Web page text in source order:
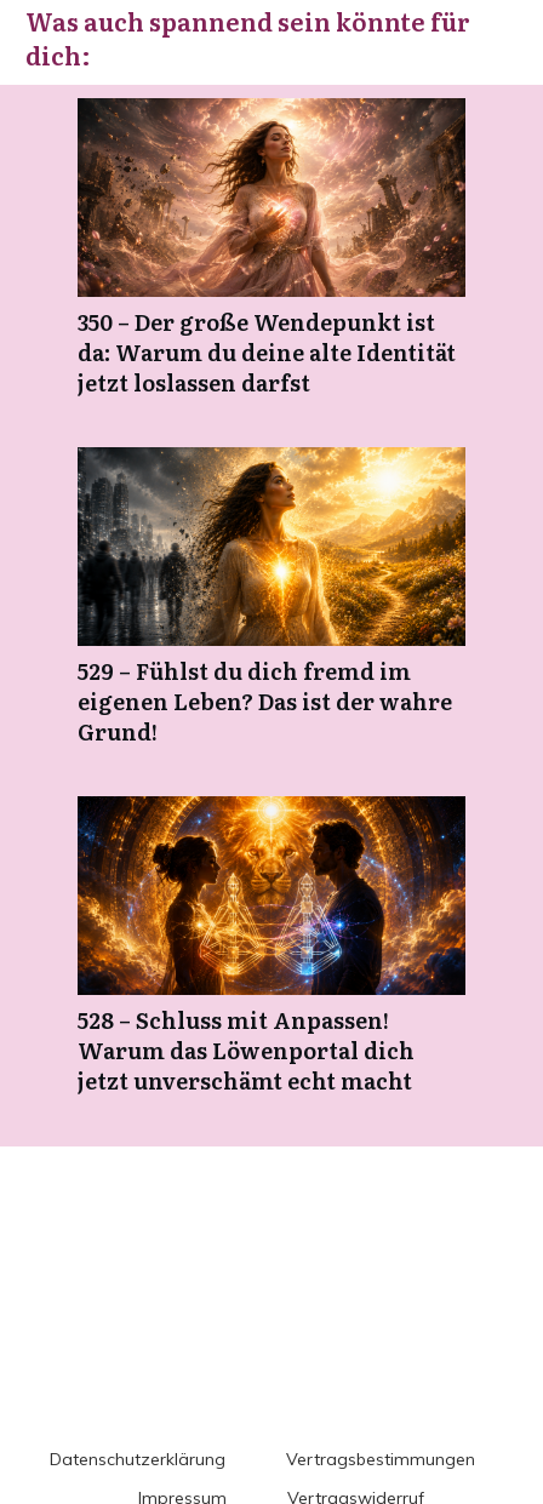
Was auch spannend sein könnte für
dich:
350 – Der große Wendepunkt ist
da: Warum du deine alte Identität
jetzt loslassen darfst
529 – Fühlst du dich fremd im
eigenen Leben? Das ist der wahre
Grund!
528 – Schluss mit Anpassen!
Warum das Löwenportal dich
jetzt unverschämt echt macht
Datenschutzerklärung
Vertragsbestimmungen
Impressum
Vertragswiderruf